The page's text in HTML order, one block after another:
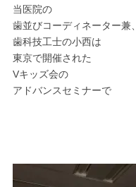
当医院の
歯並びコーディネーター兼、
歯科技工士の小西は
東京で開催された
Vキッズ会の
アドバンスセミナーで